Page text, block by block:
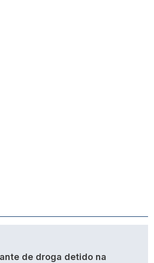
de droga detido na